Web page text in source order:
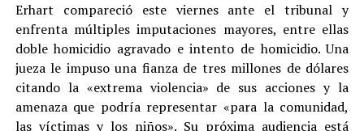
Erhart compareció este viernes ante el tribunal y
enfrenta múltiples imputaciones mayores, entre ellas
doble homicidio agravado e intento de homicidio. Una
jueza le impuso una fianza de tres millones de dólares
citando la «extrema violencia» de sus acciones y la
amenaza que podría representar «para la comunidad,
las víctimas y los niños». Su próxima audiencia está